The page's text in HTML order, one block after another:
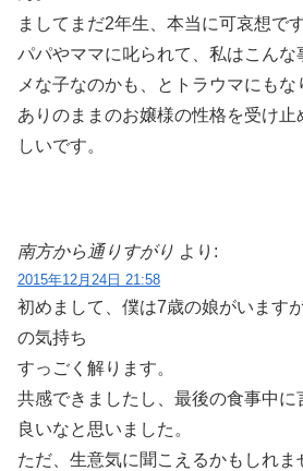
ましてまだ2年生、本当に可哀想です
パパやママに叱られて、私はこん
メな子なのかも、とトラウマにもな
ありのままのお嬢様の性格を受け
しいです。
南方から通りすがり より:
2015年12月24日 21:58
初めまして、僕は7歳の娘がいます
の気持ち
すっごく解ります。
共感できましたし、最後の食事中に
良いなと思いました。
ただ、生意気に聞こえるかもしれま